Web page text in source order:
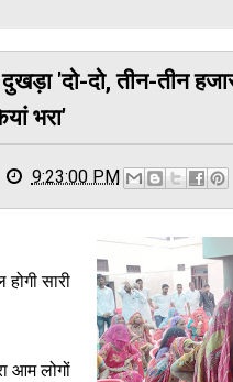
'दो-दो, तीन-तीन
भरा'
9:23:00 PM
सारी
आम लोगों